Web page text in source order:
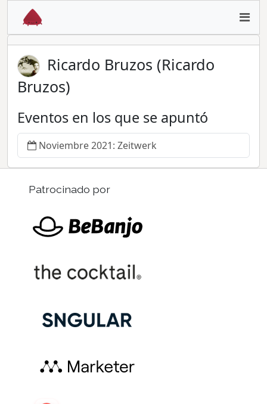
Ricardo Bruzos (Ricardo
Bruzos)
Eventos en los que se apuntó
Noviembre 2021: Zeitwerk
Patrocinado por